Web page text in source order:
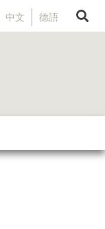
中文 德語